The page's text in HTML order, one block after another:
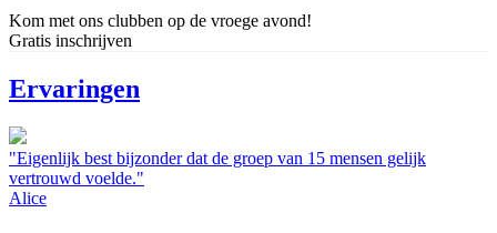
Kom met ons clubben op de vroege avond!
Gratis inschrijven
Ervaringen
"Eigenlijk best bijzonder dat de groep van 15 mensen gelijk
vertrouwd voelde."
Alice